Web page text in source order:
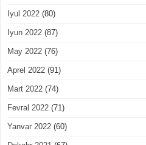
Iyul 2022 (80)
Iyun 2022 (87)
May 2022 (76)
Aprel 2022 (91)
Mart 2022 (74)
Fevral 2022 (71)
Yanvar 2022 (60)